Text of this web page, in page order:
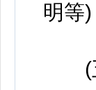
明等
(五